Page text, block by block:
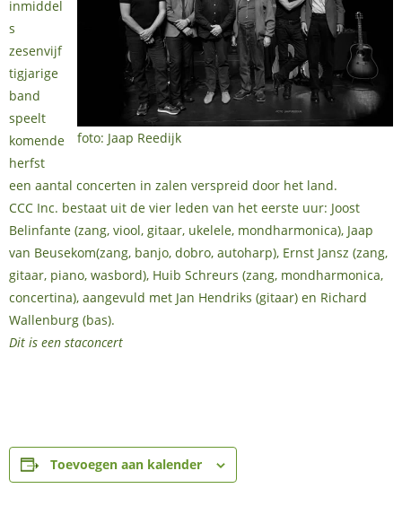
foto: Jaap Reedijk
inmiddel
s
zesenvijf
tigjarige
band
speelt
komende
herfst
een aantal concerten in zalen verspreid door het land.
CCC Inc. bestaat uit de vier leden van het eerste uur: Joost
Belinfante (zang, viool, gitaar, ukelele, mondharmonica), Jaap
van Beusekom(zang, banjo, dobro, autoharp), Ernst Jansz (zang,
gitaar, piano, wasbord), Huib Schreurs (zang, mondharmonica,
concertina), aangevuld met Jan Hendriks (gitaar) en Richard
Wallenburg (bas).
Dit is een staconcert
Toevoegen aan kalender